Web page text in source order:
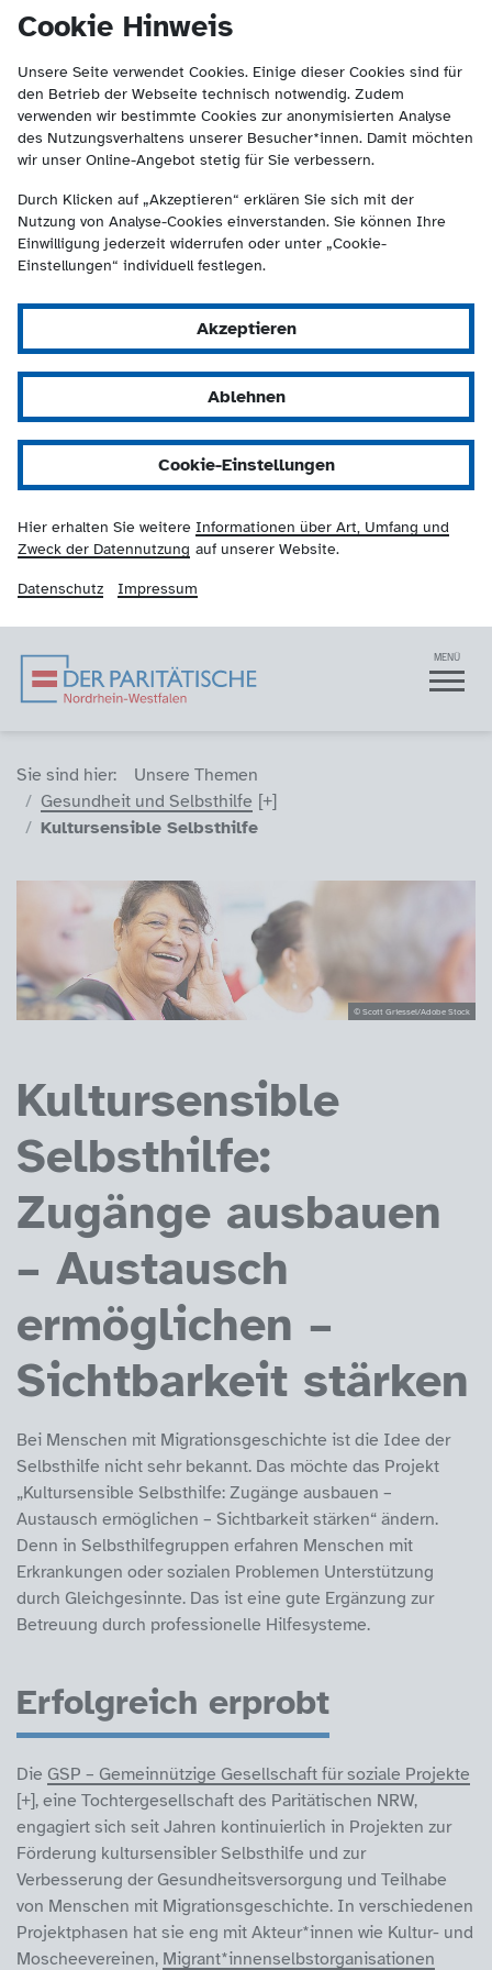
Cookie Hinweis
Unsere Seite verwendet Cookies. Einige dieser Cookies sind für
den Betrieb der Webseite technisch notwendig. Zudem
verwenden wir bestimmte Cookies zur anonymisierten Analyse
des Nutzungsverhaltens unserer Besucher*innen. Damit möchten
wir unser Online-Angebot stetig für Sie verbessern.
Durch Klicken auf „Akzeptieren“ erklären Sie sich mit der
Nutzung von Analyse-Cookies einverstanden. Sie können Ihre
Einwilligung jederzeit widerrufen oder unter „Cookie-
Einstellungen“ individuell festlegen.
Akzeptieren
Ablehnen
Cookie-Einstellungen
Hier erhalten Sie weitere Informationen über Art, Umfang und
Zweck der Datennutzung auf unserer Website.
Datenschutz Impressum
Der Paritätische NRW
springen
(Kontakt und Suche) springen.
Navigation MENÜ
Sie sind hier (Breadcrumb)
Sie sind hier:
Unsere Themen
Gesundheit und Selbsthilfe
Kultursensible Selbsthilfe
© Scott Griessel/Adobe Stock
Kultursensible
Selbsthilfe:
Zugänge ausbauen
– Austausch
ermöglichen –
Sichtbarkeit stärken
Bei Menschen mit Migrationsgeschichte ist die Idee der
Selbsthilfe nicht sehr bekannt. Das möchte das Projekt
„Kultursensible Selbsthilfe: Zugänge ausbauen –
Austausch ermöglichen – Sichtbarkeit stärken“ ändern.
Denn in Selbsthilfegruppen erfahren Menschen mit
Erkrankungen oder sozialen Problemen Unterstützung
durch Gleichgesinnte. Das ist eine gute Ergänzung zur
Betreuung durch professionelle Hilfesysteme.
Erfolgreich erprobt
Die GSP – Gemeinnützige Gesellschaft für soziale Projekte
, eine Tochtergesellschaft des Paritätischen NRW,
engagiert sich seit Jahren kontinuierlich in Projekten zur
Förderung kultursensibler Selbsthilfe und zur
Verbesserung der Gesundheitsversorgung und Teilhabe
von Menschen mit Migrationsgeschichte. In verschiedenen
Projektphasen hat sie eng mit Akteur*innen wie Kultur- und
Moscheevereinen, Migrant*innenselbstorganisationen